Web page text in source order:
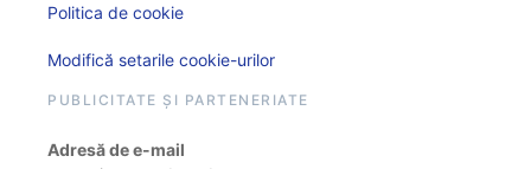
Politica de cookie
Modifică setarile cookie-urilor
PUBLICITATE ȘI PARTENERIATE
Adresă de e-mail